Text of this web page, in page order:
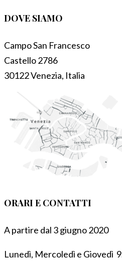
DOVE SIAMO
Campo San Francesco
Castello 2786
30122 Venezia, Italia
ORARI E CONTATTI
A partire dal 3 giugno 2020
Lunedì, Mercoledì e Giovedì